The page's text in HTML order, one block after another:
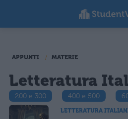
APPUNTI MATERIE
Letteratura
200 e 300 400 e 500
LETTERATURA